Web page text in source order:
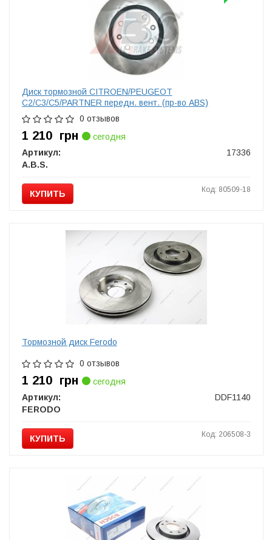
Диск тормозной CITROEN/PEUGEOT
C2/C3/C5/PARTNER передн. вент. (пр-во ABS)
0 отзывов
1 210 грн
сегодня
Артикул:
17336
A.B.S.
КУПИТЬ Код: 80509-18
Тормозной диск Ferodo
0 отзывов
1 210 грн
сегодня
Артикул:
DDF1140
FERODO
КУПИТЬ Код: 206508-3